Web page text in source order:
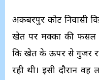
अकबरपुर कोट निवासी
खेत पर मक्का की फसल
कि खेत के ऊपर से गुजर
रही थी। इसी दौरान